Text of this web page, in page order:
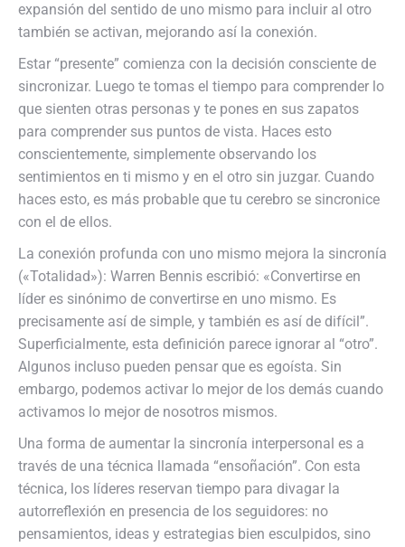
expansión del sentido de uno mismo para incluir al otro
también se activan, mejorando así la conexión.
Estar “presente” comienza con la decisión consciente de
sincronizar. Luego te tomas el tiempo para comprender lo
que sienten otras personas y te pones en sus zapatos
para comprender sus puntos de vista. Haces esto
conscientemente, simplemente observando los
sentimientos en ti mismo y en el otro sin juzgar. Cuando
haces esto, es más probable que tu cerebro se sincronice
con el de ellos.
La conexión profunda con uno mismo mejora la sincronía
(«Totalidad»): Warren Bennis escribió: «Convertirse en
líder es sinónimo de convertirse en uno mismo. Es
precisamente así de simple, y también es así de difícil”.
Superficialmente, esta definición parece ignorar al “otro”.
Algunos incluso pueden pensar que es egoísta. Sin
embargo, podemos activar lo mejor de los demás cuando
activamos lo mejor de nosotros mismos.
Una forma de aumentar la sincronía interpersonal es a
través de una técnica llamada “ensoñación”. Con esta
técnica, los líderes reservan tiempo para divagar la
autorreflexión en presencia de los seguidores: no
pensamientos, ideas y estrategias bien esculpidos, sino